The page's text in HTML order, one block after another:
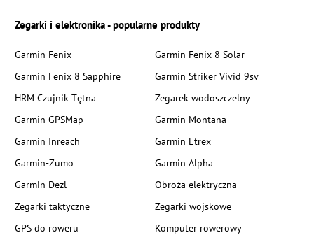
Zegarki i elektronika - popularne produkty
Garmin Fenix
Garmin Fenix 8 Solar
Garmin Fenix 8 Sapphire
Garmin Striker Vivid 9sv
HRM Czujnik Tętna
Zegarek wodoszczelny
Garmin GPSMap
Garmin Montana
Garmin Inreach
Garmin Etrex
Garmin-Zumo
Garmin Alpha
Garmin Dezl
Obroża elektryczna
Zegarki taktyczne
Zegarki wojskowe
GPS do roweru
Komputer rowerowy